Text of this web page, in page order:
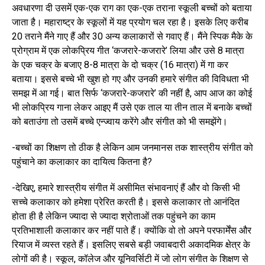
अवधारणा दी उसमें एक-एक राग का एक-एक तराना स्कूली बच्चों को बताया
जाता है। महाराष्ट्र के स्कूलों में यह प्रयोग चल रहा है। इसके लिए करीब
20 तराने मैंने गाए हैं और 30 अन्य कलाकारों से गवाए हैं। मैंने स्पिक मैके के
प्रोग्राम में एक लोकप्रिय गीत ‘कजरारे-कजरारे’ लिया और उसे 8 मात्रा
के एक चक्र के बजाए 8-8 मात्रा के दो चक्र (16 मात्रा) में गा कर
बताया। इससे बच्चे भी खुश हो गए और उनकी हमारे संगीत की विविधता भी
समझ में आ गई। बात सिर्फ ‘कजरारे-कजरारे’ की नहीं है, आप आज का कोई
भी लोकप्रिय गाना लेकर आइए मैं उसे एक ताल या तीन ताल में बनाके बच्चों
को बताउंगा तो उसमें बच्चे एन्ज्वाय करेंगे और संगीत को भी समझेंगे।
-बच्चों का शिक्षण तो ठीक है लेकिन आम जनमानस तक शास्त्रीय संगीत को
पहुंचाने का कलाकार का दायित्व कितना है?
-देखिए, हमारे शास्त्रीय संगीत में असीमित संभावनाएं हैं और वो किसी भी
सच्चे कलाकार को हमेशा प्रेरित करती है। इससे कलाकार तो आनंदित
होता ही है लेकिन ज्यादा से ज्यादा श्रोताओं तक पहुंचने का काम
प्रतिभाशाली कलाकार कर नहीं पाते हैं। क्योंकि वो तो अपने परफार्मेंस और
रियाज में व्यस्त रहते हैं। इसलिए सबसे बड़ी जवाबदारी अकादमिक क्षेत्र के
लोगों की है। स्कूल, कॉलेज और यूनिवर्सिटी में जो लोग संगीत के शिक्षण से